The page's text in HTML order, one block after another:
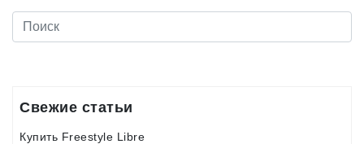
Свежие статьи
Купить Freestyle Libre